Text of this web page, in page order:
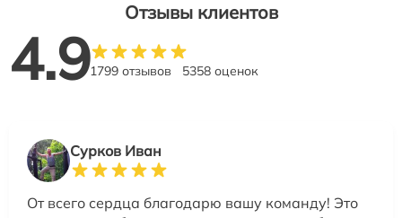
Отзывы клиентов
4.91799 отзывов 5358 оценок
Сурков Иван
От всего сердца благодарю вашу команду! Это